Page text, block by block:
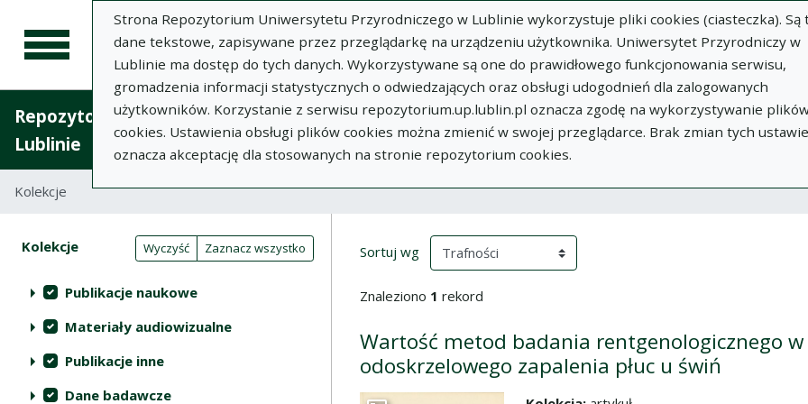
Strona Repozytorium Uniwersytetu Przyrodniczego w Lublinie wykorzystuje pliki cookies (ciasteczka). Są
dane tekstowe, zapisywane przez przeglądarkę na urządzeniu użytkownika. Uniwersytet Przyrodniczy w
Lublinie ma dostęp do tych danych. Wykorzystywane są one do prawidłowego funkcjonowania serwisu,
gromadzenia informacji statystycznych o odwiedzających oraz obsługi udogodnień dla zalogowanych
użytkowników. Korzystanie z serwisu repozytorium.up.lublin.pl oznacza zgodę na wykorzystywanie
cookies. Ustawienia obsługi plików cookies można zmienić w swojej przeglądarce. Brak zmian tych
oznacza akceptację dla stosowanych na stronie repozytorium cookies.
Repozytorium Uniwersytetu Przyrodniczego w
Lublinie
Dodaj
publikację
O
Repozytorium
Dokumenty
Kolekcje
Lista wyników wyszukiwania
Filtry wyszukiwania (automatyczne przeładowanie treści)
Akcje na kolekcjach Wyczyść Zaznacz wszystko
Kolekcje (automatyczne przeładowanie treści)
Publikacje naukowe
Materiały audiowizualne
Publikacje inne
Dane badawcze
Wyniki wyszukiwania
Sortuj wg (automatyczne przeładowanie treści)
Znaleziono 1 rekord
Wartość metod badania rentgenologicznego
odoskrzelowego zapalenia płuc u świń